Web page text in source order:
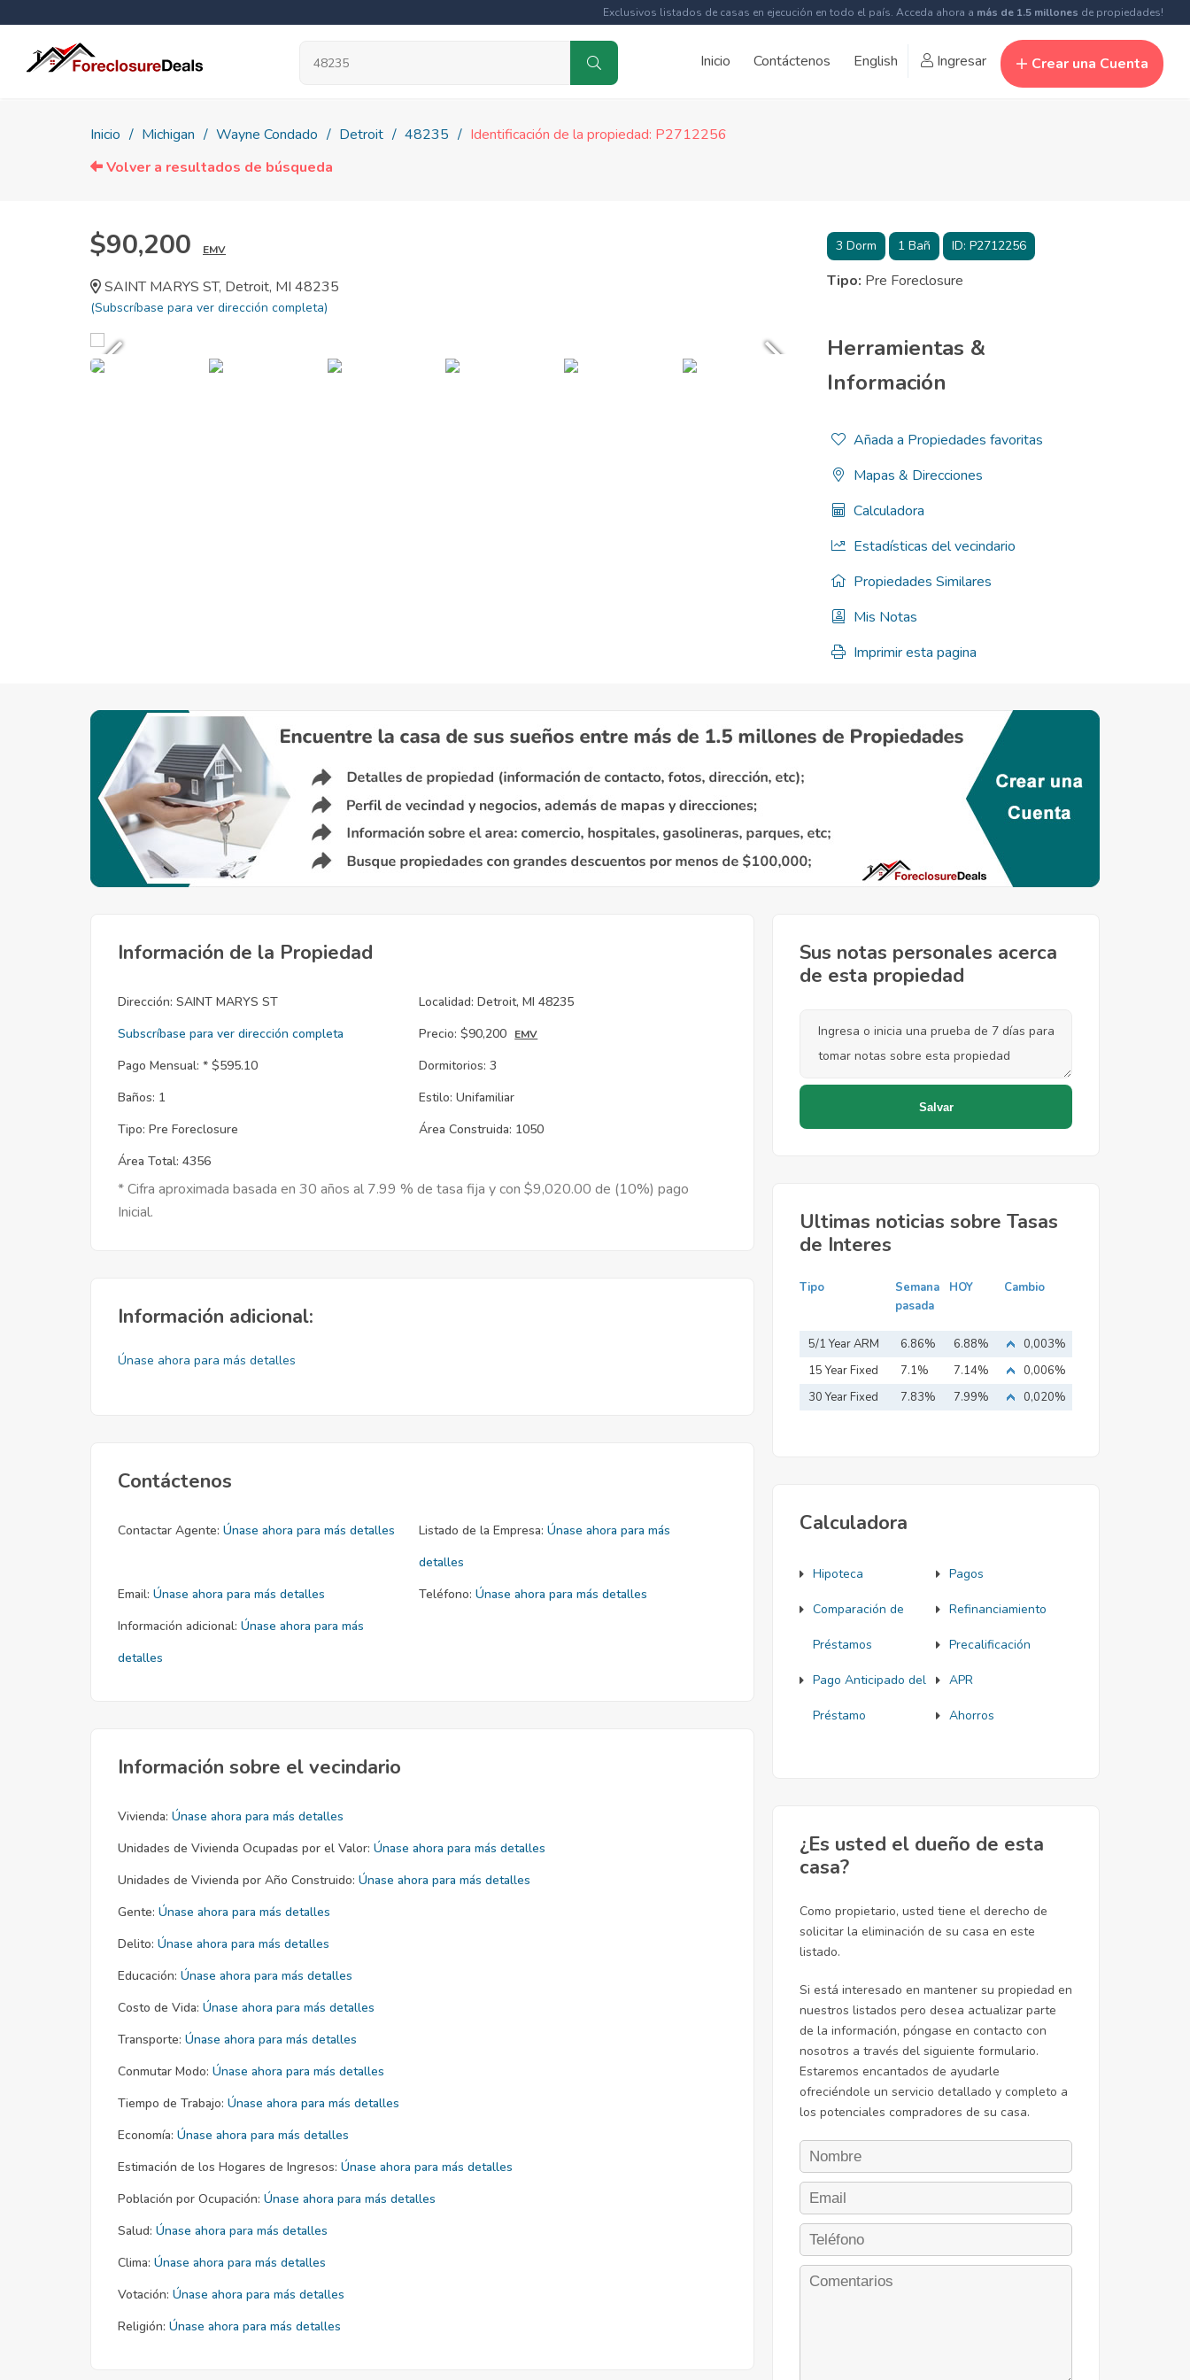
Exclusivos listados de casas en ejecución en todo el país. Acceda ahora a más de 1.5 millones de propiedades!
Inicio Contáctenos English Ingresar Crear una Cuenta
Inicio Michigan Wayne Condado Detroit 48235
Identificación de la propiedad: P2712256
Volver a resultados de búsqueda
$90,200 EMV
SAINT MARYS ST, Detroit, MI 48235
(Subscríbase para ver dirección completa)
3Dorm 1Bañ ID: P2712256
Tipo: Pre Foreclosure
Herramientas &
Información
Añada a Propiedades favoritas
Mapas & Direcciones
Calculadora
Estadísticas del vecindario
Propiedades Similares
Mis Notas
Imprimir esta pagina
Información de la Propiedad
Dirección: SAINT MARYS ST
Subscríbase para ver dirección completa
Localidad: Detroit, MI 48235
Precio: $90,200 EMV
Pago Mensual: * $595.10 Dormitorios: 3
Baños: 1 Estilo: Unifamiliar
Tipo: Pre Foreclosure Área Construida: 1050
Área Total: 4356
* Cifra aproximada basada en 30 años al 7.99 % de tasa fija y con $9,020.00 de (10%) pago
Inicial.
Información adicional:
Únase ahora para más detalles
Contáctenos
Contactar Agente: Únase ahora para más detalles Listado de la Empresa: Únase ahora para más
detalles
Email: Únase ahora para más detalles Teléfono: Únase ahora para más detalles
Información adicional: Únase ahora para más
detalles
Información sobre el vecindario
Vivienda: Únase ahora para más detalles
Unidades de Vivienda Ocupadas por el Valor: Únase ahora para más detalles
Unidades de Vivienda por Año Construido: Únase ahora para más detalles
Gente: Únase ahora para más detalles
Delito: Únase ahora para más detalles
Educación: Únase ahora para más detalles
Costo de Vida: Únase ahora para más detalles
Transporte: Únase ahora para más detalles
Conmutar Modo: Únase ahora para más detalles
Tiempo de Trabajo: Únase ahora para más detalles
Economía: Únase ahora para más detalles
Estimación de los Hogares de Ingresos: Únase ahora para más detalles
Población por Ocupación: Únase ahora para más detalles
Salud: Únase ahora para más detalles
Clima: Únase ahora para más detalles
Votación: Únase ahora para más detalles
Religión: Únase ahora para más detalles
Sus notas personales acerca
de esta propiedad
Ultimas noticias sobre Tasas
de Interes
Tipo
Semana
pasada
HOY Cambio
5/1 Year ARM 6.86% 6.88%
0,003%
15 Year Fixed
Mortgage
7.1% 7.14%
0,006%
30 Year Fixed
7.83% 7.99% 0,020%
Calculadora
Hipoteca Pagos
Comparación de
Préstamos
Refinanciamiento
Precalificación
Pago Anticipado del
Préstamo
APR
Ahorros
¿Es usted el dueño de esta
casa?
Como propietario, usted tiene el derecho de
solicitar la eliminación de su casa en este
listado.
Si está interesado en mantener su propiedad en
nuestros listados pero desea actualizar parte
de la información, póngase en contacto con
nosotros a través del siguiente formulario.
Estaremos encantados de ayudarle
ofreciéndole un servicio detallado y completo a
los potenciales compradores de su casa.